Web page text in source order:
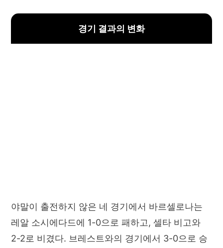
경기 결과의 변화
야말이 출전하지 않은 네 경기에서 바르셀로나는
레알 소시에다드에 1-0으로 패하고, 셀타 비고와
2-2로 비겼다. 브레스트와의 경기에서 3-0으로 승